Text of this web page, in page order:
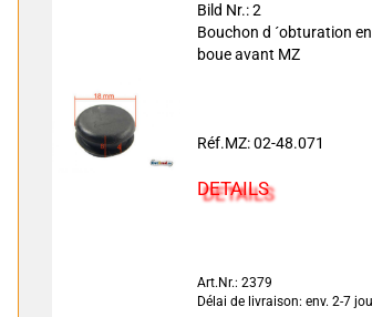
Bild Nr.: 2
Bouchon d ´obturation
boue avant MZ
Réf.MZ: 02-48.071
DETAILS
Art.Nr.: 2379
Délai de livraison: env. 2-7